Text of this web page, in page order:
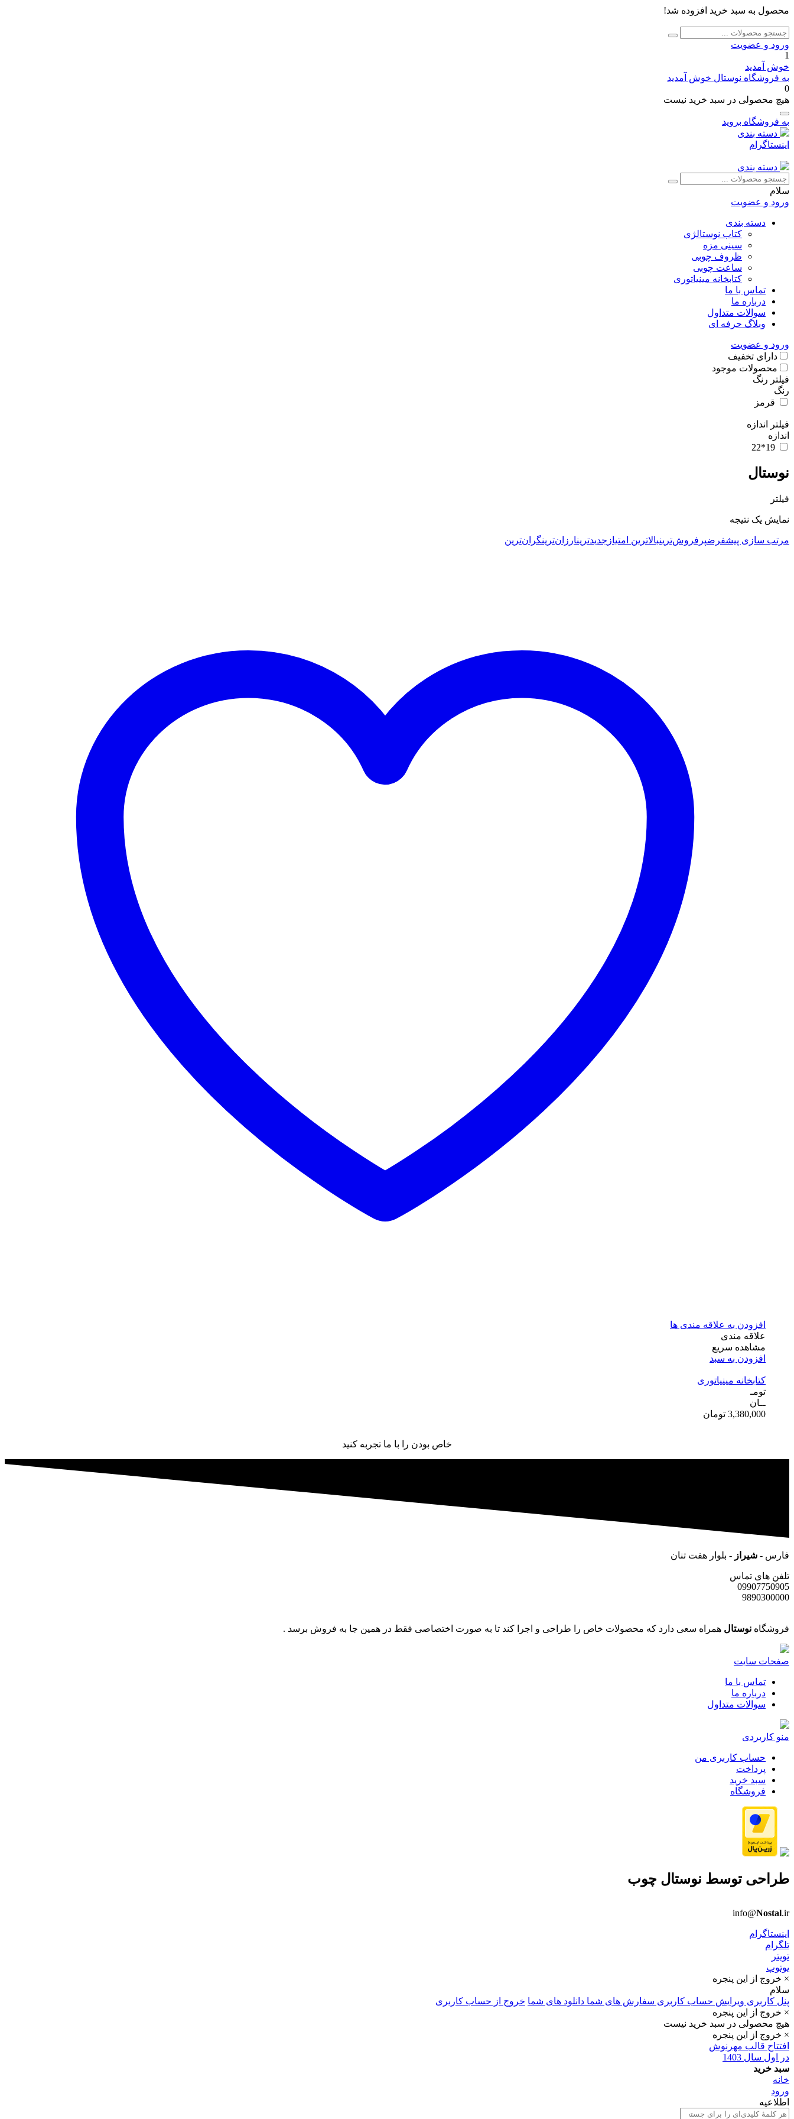
محصول به سبد خرید افزوده شد!
جستجو
برای:
جستجو
ورود و عضویت
1
خوش آمدید
به فروشگاه نوستال خوش آمدید
0
هیچ محصولی در سبد خرید نیست
به فروشگاه بروید
دسته بندی
اینستاگرام
دسته بندی
جستجو
برای:
جستجو
سلام
ورود و عضویت
دسته بندی
کتاب نوستالژی
سینی مزه
ظروف چوبی
ساعت چوبی
کتابخانه مینیاتوری
تماس با ما
درباره ما
سوالات متداول
وبلاگ حرفه ای
ورود و عضویت
دارای تخفیف
محصولات موجود
فیلتر رنگ
رنگ
قرمز
فیلتر اندازه
اندازه
نوستال
فیلتر
نمایش یک نتیجه
مرتب سازی پیشفرضپرفروش‌ترینبالاترین امتیاز جدیدترینارزان‌ترینگران‌ترین
افزودن به علاقه مندی ها
علاقه مندی
مشاهده سریع
افزودن به سبد
کتابخانه مینیاتوری
تومـ
ــان
3,380,000 تومان
خاص بودن را با ما تجربه کنید
فارس - شیراز - بلوار هفت تنان
تلفن های تماس
09907750905
9890300000
فروشگاه نوستال همراه سعی دارد که محصولات خاص را طراحی و اجرا کند تا به صورت اختصاصی فقط در همین جا به فروش برسد .
صفحات سایت
تماس با ما
درباره ما
سوالات متداول
منو کاربردی
حساب کاربری من
پرداخت
سبد خرید
فروشگاه
طراحی توسط نوستال چوب
info@Nostal.ir
اینستاگرام
تلگرام
تویتر
یوتوپ
× خروج از این پنجره
سلام
پنل کاربری ویرایش حساب کاربری سفارش های شما دانلود های شما خروج از حساب کاربری
× خروج از این پنجره
هیچ محصولی در سبد خرید نیست
× خروج از این پنجره
افتتاح قالب مهرنوش
در اول سال 1403
سبد خرید
خانه
ورود
اطلاعیه